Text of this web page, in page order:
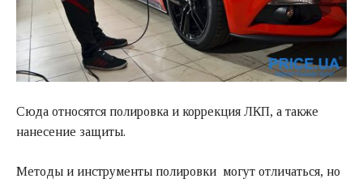
Сюда относятся полировка и коррекция ЛКП, а также
нанесение защиты.
Методы и инструменты полировки могут отличаться, но